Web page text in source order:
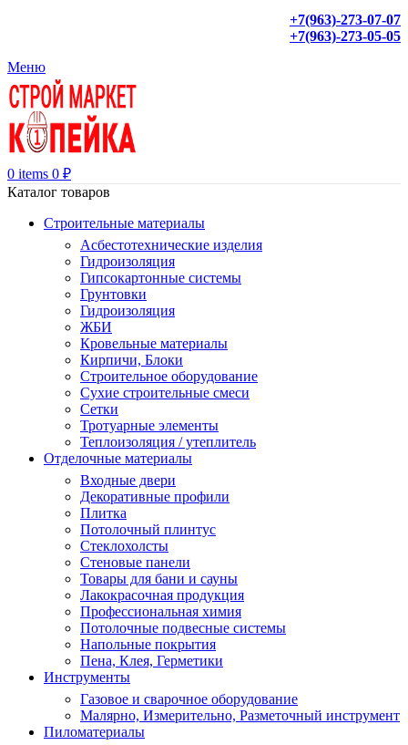
+7(963)-273-07-07
+7(963)-273-05-05
Меню
0 items 0 ₽
Каталог товаров
Строительные материалы
Асбестотехнические изделия
Гидроизоляция
Гипсокартонные системы
Грунтовки
Гидроизоляция
ЖБИ
Кровельные материалы
Кирпичи, Блоки
Строительное оборудование
Сухие строительные смеси
Сетки
Тротуарные элементы
Теплоизоляция / утеплитель
Отделочные материалы
Входные двери
Декоративные профили
Плитка
Потолочный плинтус
Стеклохолсты
Стеновые панели
Товары для бани и сауны
Лакокрасочная продукция
Профессиональная химия
Потолочные подвесные системы
Напольные покрытия
Пена, Клея, Герметики
Инструменты
Газовое и сварочное оборудование
Малярно, Измерительно, Разметочный инструмент
Пиломатериалы